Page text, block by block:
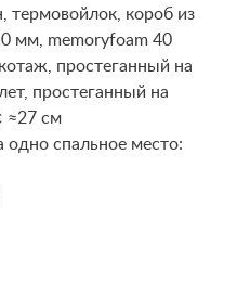
термовойлок, короб из
мм, memoryfoam 40
простеганный на
простеганный на
≈27 см
одно спальное место: